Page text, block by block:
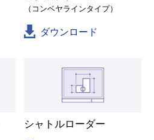
（コンベヤラインタイプ）
ダウンロード
シャトルローダー